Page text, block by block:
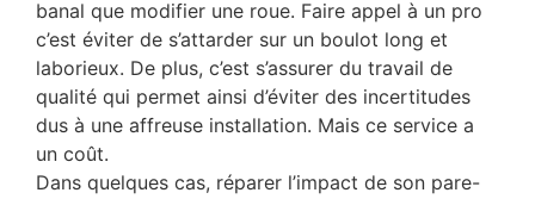
banal que modifier une roue. Faire appel à un pro
c’est éviter de s’attarder sur un boulot long et
laborieux. De plus, c’est s’assurer du travail de
qualité qui permet ainsi d’éviter des incertitudes
dus à une affreuse installation. Mais ce service a
un coût.
Dans quelques cas, réparer l’impact de son pare-